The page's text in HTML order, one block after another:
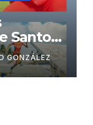
Santo
GONZÁLEZ